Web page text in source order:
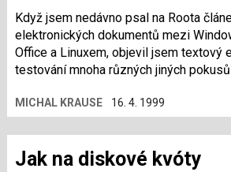
Když jsem nedávno psal na Roota
elektronických dokumentů mezi
Office a Linuxem, objevil jsem textový
testování mnoha různých jiných
MICHAL KRAUSE 16. 4. 1999
Jak na diskové kvóty